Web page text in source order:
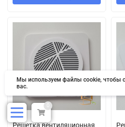
Решетка вентиляционная
0
Мы используем файлы cookie, чтобы
вас.